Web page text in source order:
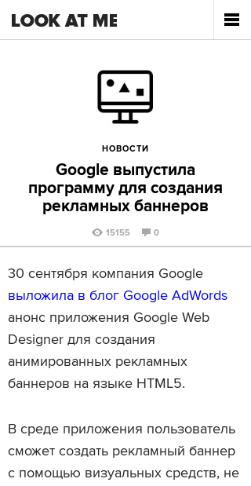
НОВОСТИ
Google выпустила
программу для создания
рекламных баннеров
15155 0
30 сентября компания Google
выложила в блог Google AdWords
анонс приложения Google Web
Designer для создания
анимированных рекламных
баннеров на языке HTML5.
В среде приложения пользователь
сможет создать рекламный баннер
с помощью визуальных средств, не